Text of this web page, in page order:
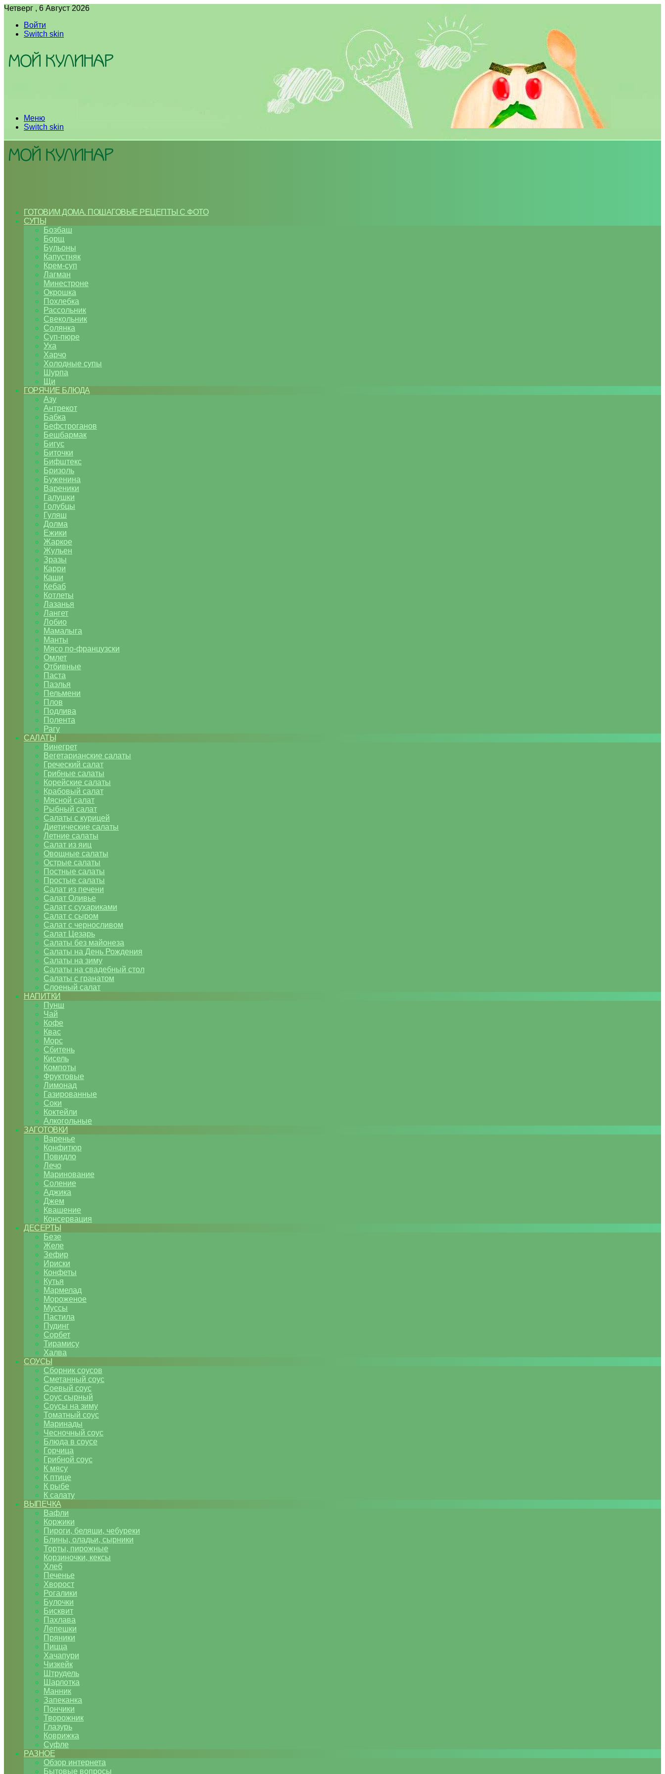
Четверг , 6 Август 2026
Войти
Switch skin
Меню
Switch skin
ГОТОВИМ ДОМА. ПОШАГОВЫЕ РЕЦЕПТЫ С ФОТО
СУПЫ
Бозбаш
Борщ
Бульоны
Капустняк
Крем-суп
Лагман
Минестроне
Окрошка
Похлебка
Рассольник
Свекольник
Солянка
Суп-пюре
Уха
Харчо
Холодные супы
Шурпа
Щи
ГОРЯЧИЕ БЛЮДА
Азу
Антрекот
Бабка
Бефстроганов
Бешбармак
Бигус
Биточки
Бифштекс
Бризоль
Буженина
Вареники
Галушки
Голубцы
Гуляш
Долма
Ежики
Жаркое
Жульен
Зразы
Карри
Каши
Кебаб
Котлеты
Лазанья
Лангет
Лобио
Мамалыга
Манты
Мясо по-французски
Омлет
Отбивные
Паста
Паэлья
Пельмени
Плов
Подлива
Полента
Рагу
САЛАТЫ
Винегрет
Вегетарианские салаты
Греческий салат
Грибные салаты
Корейские салаты
Крабовый салат
Мясной салат
Рыбный салат
Салаты с курицей
Диетические салаты
Летние салаты
Салат из яиц
Овощные салаты
Острые салаты
Постные салаты
Простые салаты
Салат из печени
Салат Оливье
Салат с сухариками
Салат с сыром
Салат с черносливом
Салат Цезарь
Салаты без майонеза
Салаты на День Рождения
Салаты на зиму
Салаты на свадебный стол
Салаты с гранатом
Слоеный салат
НАПИТКИ
Пунш
Чай
Кофе
Квас
Морс
Сбитень
Кисель
Компоты
Фруктовые
Лимонад
Газированные
Соки
Коктейли
Алкогольные
ЗАГОТОВКИ
Варенье
Конфитюр
Повидло
Лечо
Маринование
Соление
Аджика
Джем
Квашение
Консервация
ДЕСЕРТЫ
Безе
Желе
Зефир
Ириски
Конфеты
Кутья
Мармелад
Мороженое
Муссы
Пастила
Пудинг
Сорбет
Тирамису
Халва
СОУСЫ
Сборник соусов
Сметанный соус
Соевый соус
Соус сырный
Соусы на зиму
Томатный соус
Маринады
Чесночный соус
Блюда в соусе
Горчица
Грибной соус
К мясу
К птице
К рыбе
К салату
ВЫПЕЧКА
Вафли
Коржики
Пироги, беляши, чебуреки
Блины, оладьи, сырники
Торты, пирожные
Корзиночки, кексы
Хлеб
Печенье
Хворост
Рогалики
Булочки
Бисквит
Пахлава
Лепешки
Пряники
Пицца
Хачапури
Чизкейк
Штрудель
Шарлотка
Манник
Запеканка
Пончики
Творожник
Глазурь
Коврижка
Суфле
РАЗНОЕ
Обзор интернета
Бытовые вопросы